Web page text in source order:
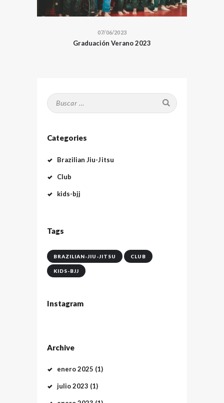
07/06/2023
Graduación Verano 2023
Buscar:
Categories
Brazilian Jiu-Jitsu
Club
kids-bjj
Tags
BRAZILIAN-JIU-JITSU CLUB
KIDS-BJJ
Instagram
Archive
enero2025 (1)
julio2023 (1)